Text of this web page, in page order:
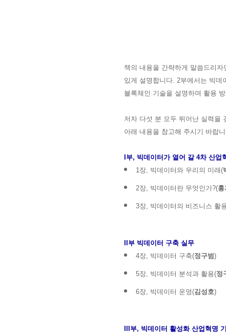
책의 내용을 간략하게 말씀드리
있게 설명합니다. 2부에서는 빅
블록체인 기술을 설명하며 활용
저자 다섯 분 모두 뛰어난 실력을
아래 내용을 참고해 주시기 바랍
I부, 빅데이터가 열어 갈 4차 산업
1장, 빅데이터와 우리의 미래(
2장, 빅데이터란 무엇인가?(홍
3장, 빅데이터의 비즈니스 활
II부 빅데이터 구축 실무
4장, 빅데이터 구축(정구범 )
5장, 빅데이터 분석과 활용(정
6장, 빅데이터 운영(김성호)
III부, 빅데이터 활성화 산업혁명